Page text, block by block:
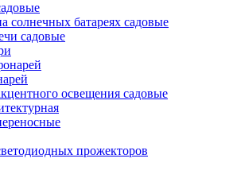
солнечных батареях садовые
садовые
освещения садовые
прожекторов